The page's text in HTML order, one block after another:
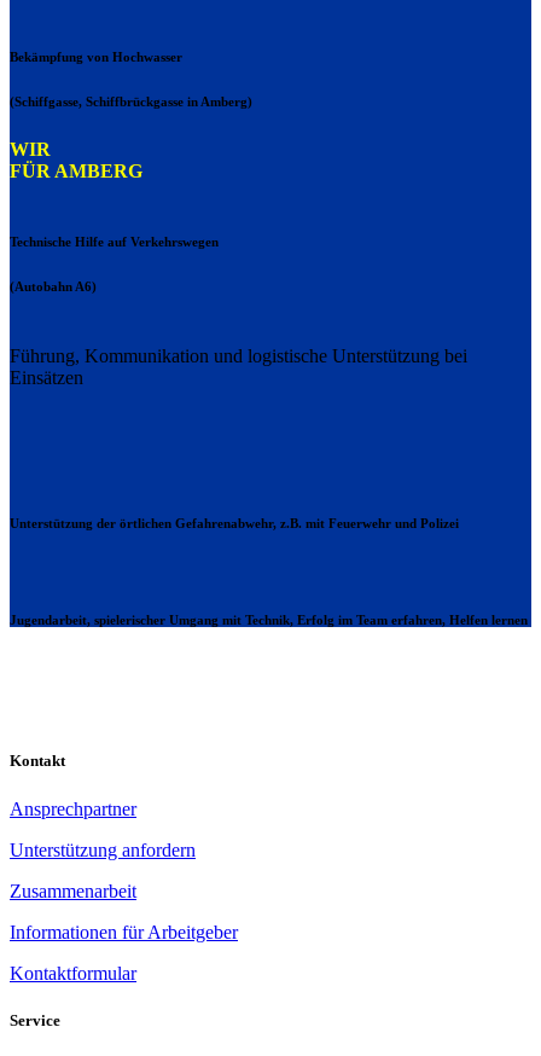
Bekämpfung von Hochwasser
(Schiffgasse, Schiffbrückgasse in Amberg)
WIR
FÜR AMBERG
Technische Hilfe auf Verkehrswegen
(Autobahn A6)
Führung, Kommunikation und logistische Unterstützung bei
Einsätzen
Unterstützung der örtlichen Gefahrenabwehr, z.B. mit Feuerwehr und Polizei
Jugendarbeit, spielerischer Umgang mit Technik, Erfolg im Team erfahren, Helfen lernen
Kontakt
Ansprechpartner
Unterstützung anfordern
Zusammenarbeit
Informationen für Arbeitgeber
Kontaktformular
Service